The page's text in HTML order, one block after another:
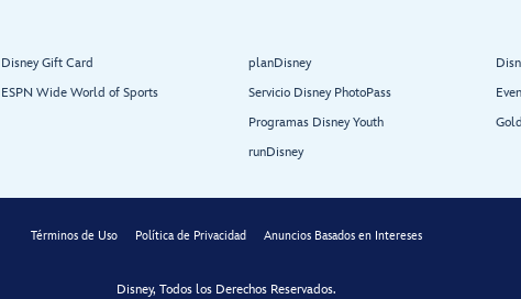
Disney Gift Card
ESPN Wide World of Sports
planDisney
Servicio Disney PhotoPass
Programas Disney Youth
runDisney
Términos de Uso Política de Privacidad Anuncios Basados en Intereses
Disney, Todos los Derechos Reservados.